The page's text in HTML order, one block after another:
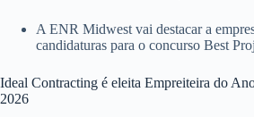
A ENR Midwest vai destacar a
candidaturas para o concurso Best
Ideal Contracting é eleita Empreiteira do
2026